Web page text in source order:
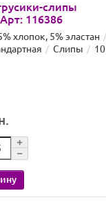
слипы
116386
хлопок, 5% эластан
Слипы 10